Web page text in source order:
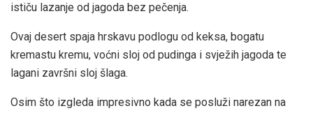
ističu lazanje od jagoda bez pečenja.
Ovaj desert spaja hrskavu podlogu od keksa, bogatu
kremastu kremu, voćni sloj od pudinga i svježih jagoda te
lagani završni sloj šlaga.
Osim što izgleda impresivno kada se posluži narezan na